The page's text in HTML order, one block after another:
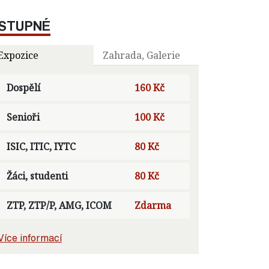
Zahrada, Galerie
Dospělí 160 Kč
Senioři 100 Kč
ISIC, ITIC, IYTC 80 Kč
Žáci, studenti 80 Kč
ZTP, ZTP/P, AMG, ICOM Zdarma
informací